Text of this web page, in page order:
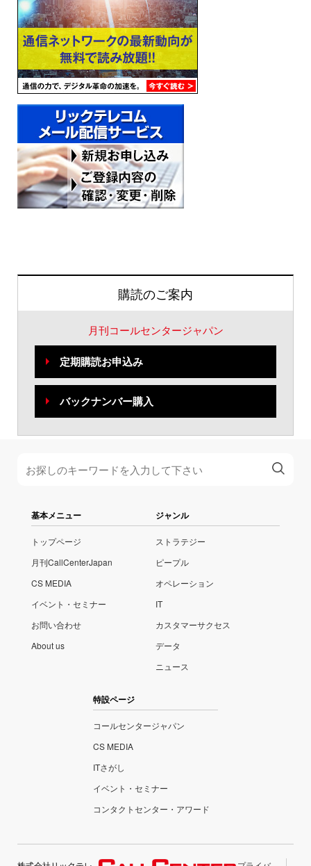
購読のご案内
月刊コールセンタージャパン
定期購読お申込み
バックナンバー購入
基本メニュー
トップページ
月刊CallCenterJapan
CS MEDIA
イベント・セミナー
お問い合わせ
About us
ジャンル
ストラテジー
ピープル
オペレーション
IT
カスタマーサクセス
データ
ニュース
特設ページ
コールセンタージャパン
CS MEDIA
ITさがし
イベント・セミナー
コンタクトセンター・アワード